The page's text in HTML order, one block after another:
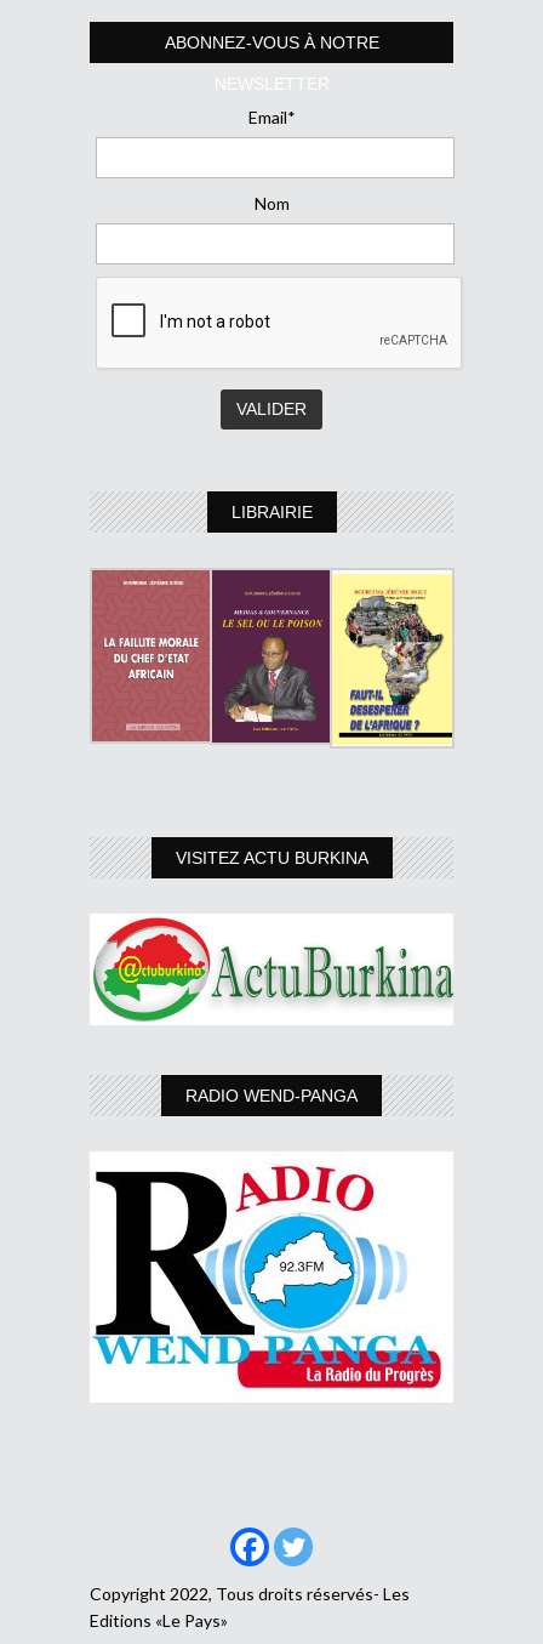
ABONNEZ-VOUS À NOTRE
NEWSLETTER
Email*
Nom
LIBRAIRIE
VISITEZ ACTU BURKINA
RADIO WEND-PANGA
Copyright 2022, Tous droits réservés- Les
Editions «Le Pays»